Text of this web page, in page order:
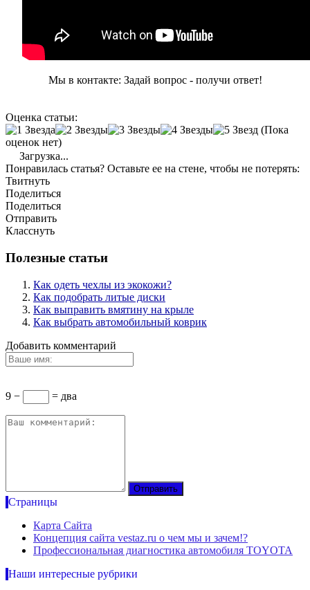
Мы в контакте: Задай вопрос - получи ответ!
Оценка статьи:
(Пока
оценок нет)
Загрузка...
Понравилась статья? Оставьте ее на стене, чтобы не потерять:
Твитнуть
Поделиться
Поделиться
Отправить
Класснуть
Полезные статьи
Как одеть чехлы из экокожи?
Как подобрать литые диски
Как выправить вмятину на крыле
Как выбрать автомобильный коврик
Добавить комментарий
9 − = два
Страницы
Карта Сайта
Концепция сайта vestaz.ru о чем мы и зачем!?
Профессиональная диагностика автомобиля TOYOTA
Наши интересные рубрики